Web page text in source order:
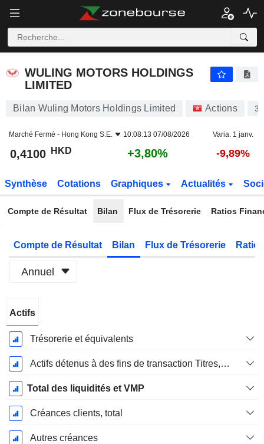
WULING MOTORS HOLDINGS
LIMITED
Bilan Wuling Motors Holdings Limited Actions
Marché Fermé - Hong Kong S.E. 10:08:13 07/08/2026 Varia. 1 janv.
0,4100 HKD +3,80% -9,89%
Synthèse Cotations Graphiques Actualités
Compte de Résultat Bilan Flux de Trésorerie Ratios
Compte de Résultat Bilan Flux de Trésorerie
Annuel
Fiscale:
Décembre
Actifs
Trésorerie et équivalents
Actifs détenus à des fins de transaction Titres, totalActifs détenus à des fins de transactions (Trading), Total.
Total des liquidités et VMP
Créances clients, total
Autres créances